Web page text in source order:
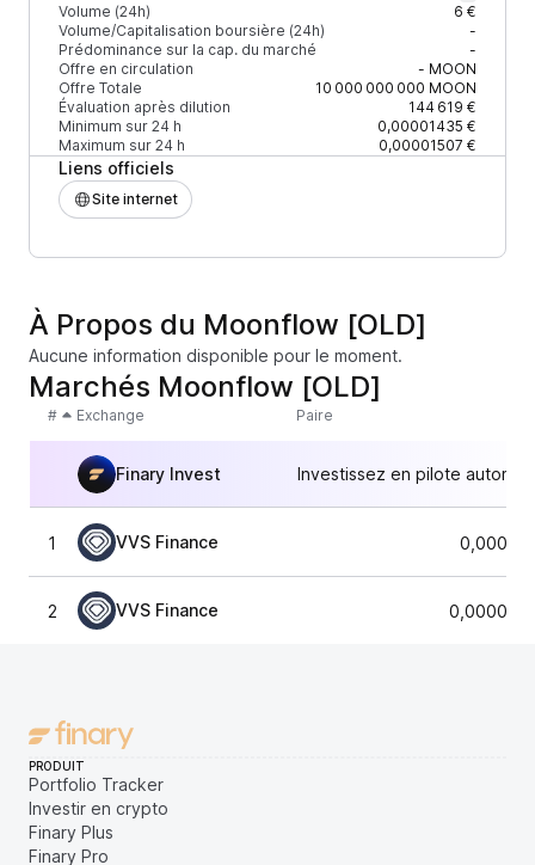
Volume (24h)
6 €
Volume/Capitalisation boursière (24h)
-
Prédominance sur la cap. du marché
-
Offre en circulation
- MOON
Offre Totale
10 000 000 000 MOON
Évaluation après dilution
144 619 €
Minimum sur 24 h
0,00001435 €
Maximum sur 24 h
0,00001507 €
Liens officiels
Site internet
À Propos du Moonflow [OLD]
Aucune information disponible pour le moment.
Marchés Moonflow [OLD]
# Exchange Paire
Finary Invest Investissez en pilote
1 VVS Finance
2 VVS Finance
PRODUIT
Portfolio Tracker
Investir en crypto
Finary Plus
Finary Pro